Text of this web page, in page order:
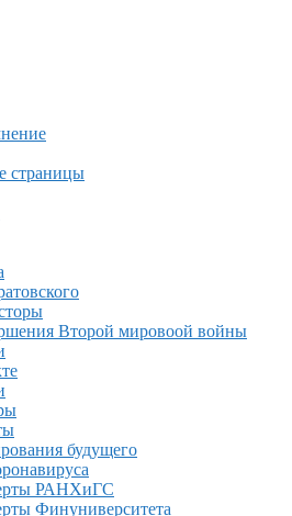
страницы
Второй мировоой войны
будущего
РАНХиГС
Финуниверситета